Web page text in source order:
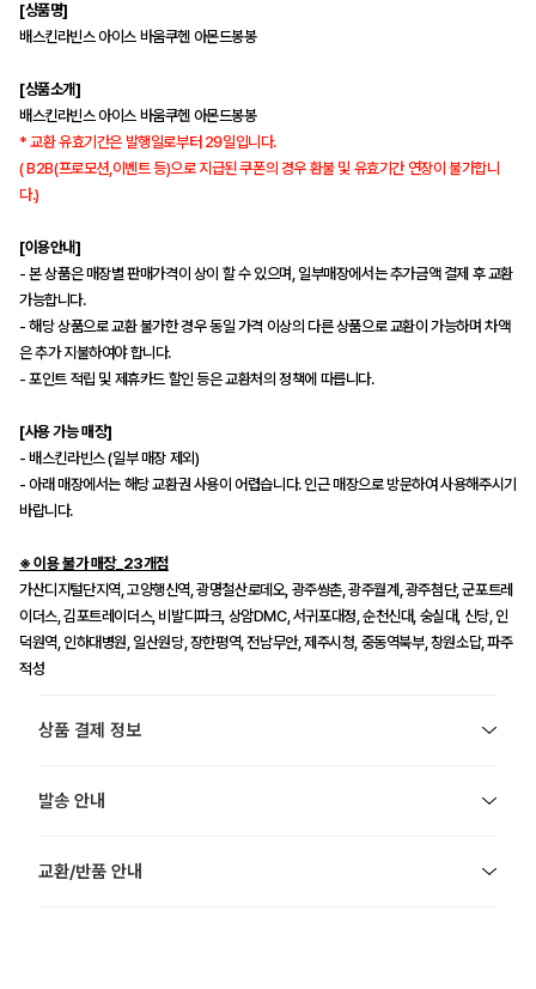
[상품명]
배스킨라빈스 아이스 바움쿠헨 아몬드봉봉
[상품소개]
배스킨라빈스 아이스 바움쿠헨 아몬드봉봉
* 교환 유효기간은 발행일로부터 29일입니다.
( B2B(프로모션,이벤트 등)으로 지급된 쿠폰의 경우 환불 및 유효기간 연장이 불가합니
다.)
[이용안내]
- 본 상품은 매장별 판매가격이 상이 할 수 있으며, 일부매장에서는 추가금액 결제 후 교환
가능합니다.
- 해당 상품으로 교환 불가한 경우 동일 가격 이상의 다른 상품으로 교환이 가능하며 차액
은 추가 지불하여야 합니다.
- 포인트 적립 및 제휴카드 할인 등은 교환처의 정책에 따릅니다.
[사용 가능 매장]
- 배스킨라빈스 (일부 매장 제외)
- 아래 매장에서는 해당 교환권 사용이 어렵습니다. 인근 매장으로 방문하여 사용해주시기
바랍니다.
※ 이용 불가 매장_23개점
가산디지털단지역, 고양행신역, 광명철산로데오, 광주쌍촌, 광주월계, 광주첨단, 군포트레
이더스, 김포트레이더스, 비발디파크, 상암DMC, 서귀포대정, 순천신대, 숭실대, 신당, 인
덕원역, 인하대병원, 일산원당, 장한평역, 전남무안, 제주시청, 중동역북부, 창원소답, 파주
적성
상품 결제 정보
발송 안내
교환/반품 안내